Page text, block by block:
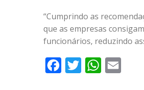
“Cumprindo as
que as empresas
funcionários, reduzindo
Facebook
Twitter